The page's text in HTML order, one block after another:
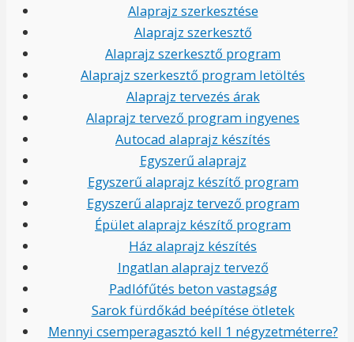
Alaprajz szerkesztése
Alaprajz szerkesztő
Alaprajz szerkesztő program
Alaprajz szerkesztő program letöltés
Alaprajz tervezés árak
Alaprajz tervező program ingyenes
Autocad alaprajz készítés
Egyszerű alaprajz
Egyszerű alaprajz készítő program
Egyszerű alaprajz tervező program
Épület alaprajz készítő program
Ház alaprajz készítés
Ingatlan alaprajz tervező
Padlófűtés beton vastagság
Sarok fürdőkád beépítése ötletek
Mennyi csemperagasztó kell 1 négyzetméterre?